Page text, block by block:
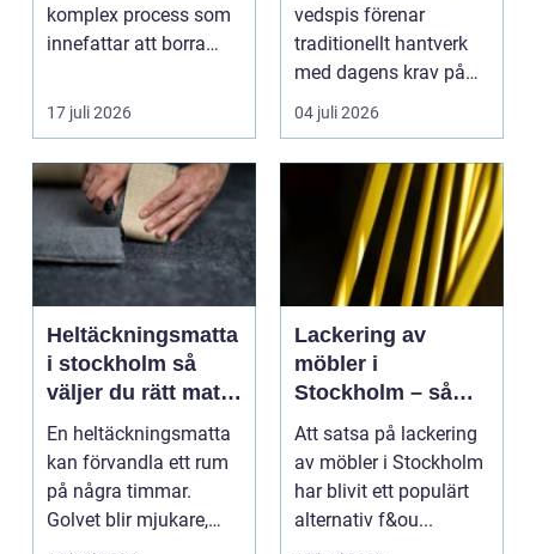
komplex process som
innefattar att borra
minerale...
17 juli 2026
vedspis förenar
traditionellt hantverk
med dagens krav på
effektiv, trygg och mil...
04 juli 2026
Heltäckningsmatta
i stockholm så
väljer du rätt matta
till hem och kontor
En heltäckningsmatta
kan förvandla ett rum
på några timmar.
Golvet blir mjukare,
ljudnivån sjunker o...
Lackering av
möbler i
Stockholm – så
förnyar du hemmet
med professionell
möbellackering
Att satsa på lackering
av möbler i Stockholm
har blivit ett populärt
alternativ f&ou...